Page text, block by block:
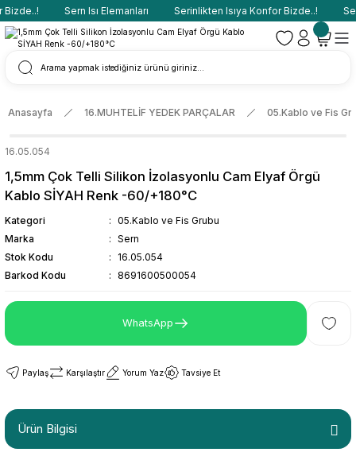
Sern Isı Elemanları Serinlikten Isıya Konfor Bizde..!
Anasayfa 16.MUHTELİF YEDEK PARÇALAR 05.Kablo ve Fis
16.05.054
1,5mm Çok Telli Silikon İzolasyonlu Cam Elyaf Örgü
Kablo SİYAH Renk -60/+180°C
Kategori
05.Kablo ve Fis Grubu
Marka
Sern
Stok Kodu
16.05.054
Barkod Kodu
8691600500054
WhatsApp
Paylaş Karşılaştır Yorum Yaz Tavsiye Et
Ürün Bilgisi